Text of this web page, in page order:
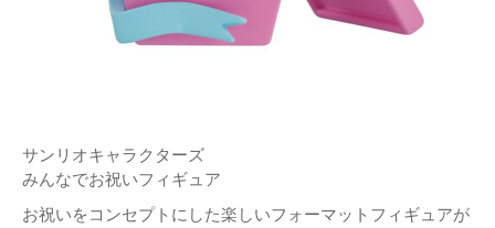
サンリオキャラクターズ
みんなでお祝いフィギュア
お祝いをコンセプトにした楽しいフォーマットフィギュアが